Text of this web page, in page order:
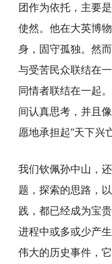
团作为依托，主要
使然。他在大英博
身，固守孤独。然
与受苦民众联结在
同情者联结在一起
间认真思考，并且
愿地承担起“天下兴
我们钦佩孙中山，
题，探索的思路，
践，都已经成为宝
进程中或多或少产
伟大的历史事件，